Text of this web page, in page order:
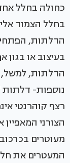
כחולה בחלל
בחלל הצמוד
הדלתות,
בעיצוב או בגון
הדלתות, למשל,
נוספות- דלתות
רצף קוהרנטי
הצורני
מעוטרים
המעטרים את